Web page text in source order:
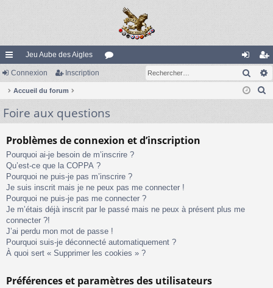
ac
co
ur
s
Jeu Aube des Aigles
m
on
ne
ns
cri
Connexion Inscription
Accueil du forum
Foire aux questions
Problèmes de connexion et d’inscription
Pourquoi ai-je besoin de m’inscrire ?
Qu’est-ce que la COPPA ?
Pourquoi ne puis-je pas m’inscrire ?
Je suis inscrit mais je ne peux pas me connecter !
Pourquoi ne puis-je pas me connecter ?
Je m’étais déjà inscrit par le passé mais ne peux à présent plus me
connecter ?!
J’ai perdu mon mot de passe !
Pourquoi suis-je déconnecté automatiquement ?
À quoi sert « Supprimer les cookies » ?
Préférences et paramètres des utilisateurs